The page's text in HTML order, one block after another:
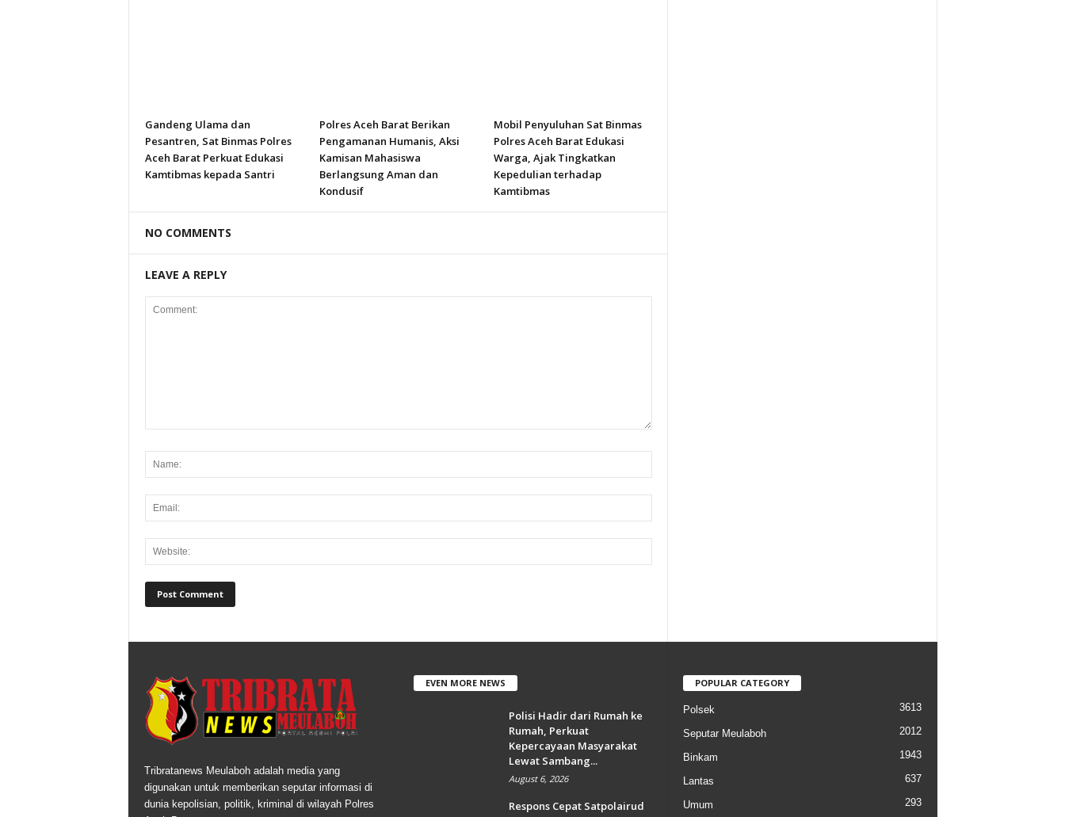
Gandeng Ulama dan
Pesantren, Sat Binmas Polres
Aceh Barat Perkuat Edukasi
Kamtibmas kepada Santri
Polres Aceh Barat Berikan
Pengamanan Humanis, Aksi
Kamisan Mahasiswa
Berlangsung Aman dan
Kondusif
Mobil Penyuluhan Sat Binmas
Polres Aceh Barat Edukasi
Warga, Ajak Tingkatkan
Kepedulian terhadap
Kamtibmas
NO COMMENTS
LEAVE A REPLY
Tribratanews Meulaboh adalah media yang
digunakan untuk memberikan seputar informasi di
dunia kepolisian, politik, kriminal di wilayah Polres
EVEN MORE NEWS
Polisi Hadir dari Rumah ke
Rumah, Perkuat
Kepercayaan Masyarakat
Lewat Sambang...
August 6, 2026
Respons Cepat Satpolairud
POPULAR CATEGORY
Polsek 3613
Seputar Meulaboh 2012
Binkam 1943
Lantas 637
Umum 293